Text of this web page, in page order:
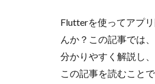
Flutterを使ってアプ
んか？この記事では
分かりやすく解説し
この記事を読むこと